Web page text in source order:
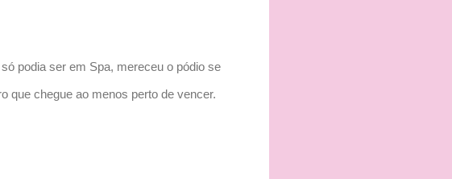
podia ser em Spa, mereceu o pódio se
que chegue ao menos perto de vencer.